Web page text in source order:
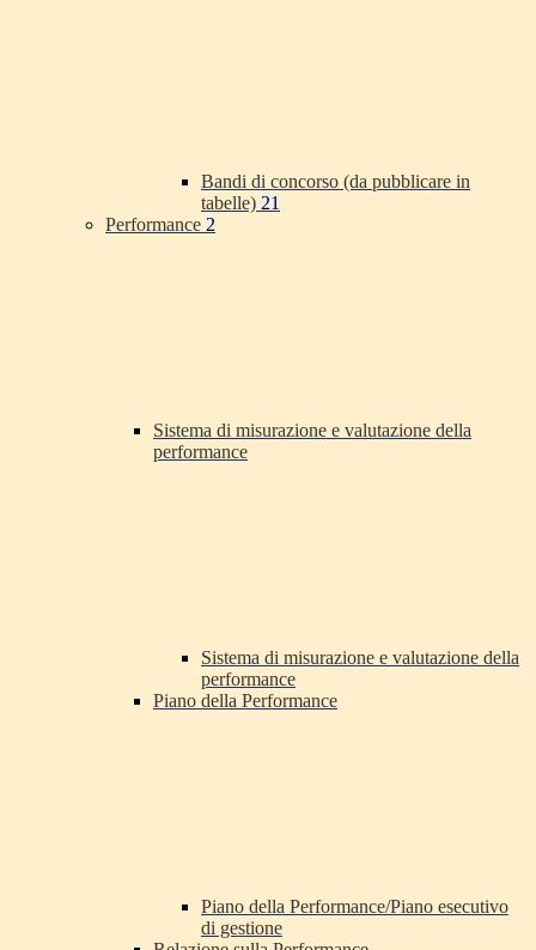
Bandi di concorso (da pubblicare in
tabelle) 21
Performance 2
Sistema di misurazione e valutazione della
performance
Sistema di misurazione e valutazione della
performance
Piano della Performance
Piano della Performance/Piano esecutivo
di gestione